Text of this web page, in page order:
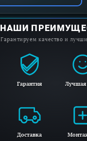
НАШИ
Гарантируем качество и
Гарантия Лучшая
Доставка